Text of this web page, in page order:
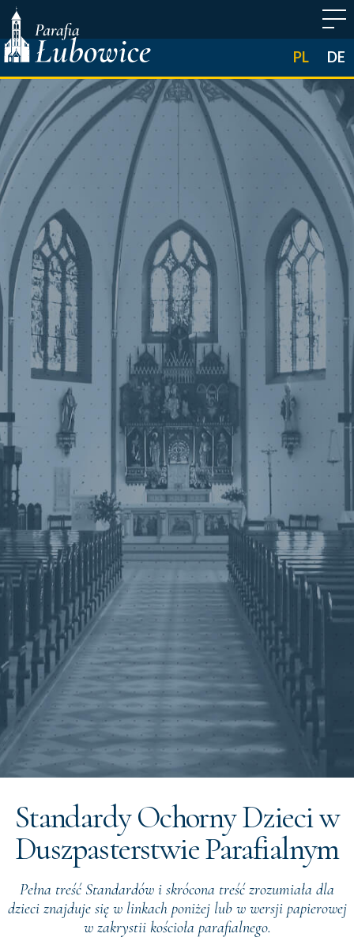
PL DE
Standardy Ochorny Dzieci w
Duszpasterstwie Parafialnym
Pełna treść Standardów i skrócona treść zrozumiała dla
dzieci znajduje się w linkach poniżej lub w wersji papierowej
w zakrystii kościoła parafialnego.